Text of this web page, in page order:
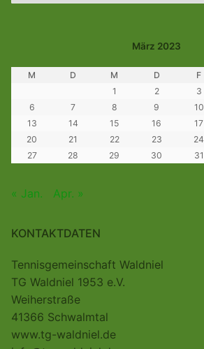
März 2023
M D M D F
1
2 3
6
7 8 9 10
13
14 15 16 17
20
21 22 23 24
27
28 29 30 31
« Jan. Apr. »
KONTAKTDATEN
Tennisgemeinschaft Waldniel
TG Waldniel 1953 e.V.
Weiherstraße
41366 Schwalmtal
www.tg-waldniel.de